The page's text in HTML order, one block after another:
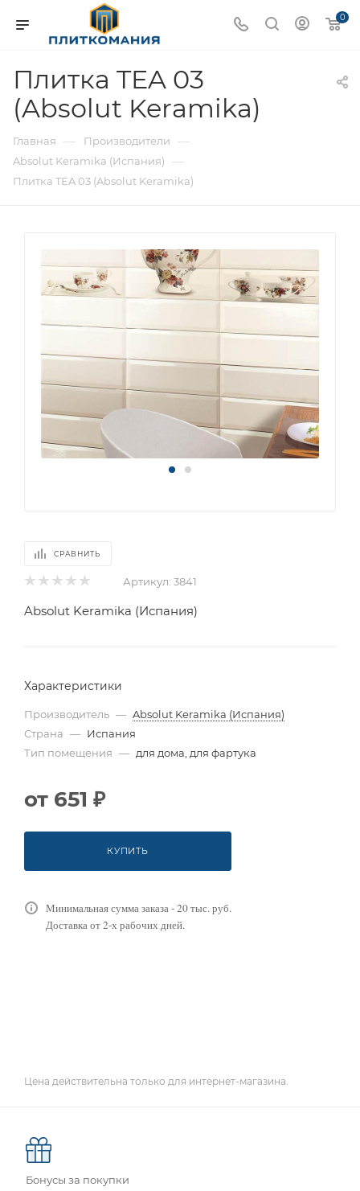
0
Плитка TEA 03
(Absolut Keramika)
Главная — Производители —
Absolut Keramika (Испания) —
Плитка TEA 03 (Absolut Keramika)
СРАВНИТЬ
Артикул: 3841
Absolut Keramika (Испания)
Характеристики
Производитель — Absolut Keramika (Испания)
Страна — Испания
Тип помещения — для дома, для фартука
от 651 ₽
КУПИТЬ
Минимальная сумма заказа - 20 тыс. руб.
Доставка от 2-х рабочих дней.
Цена действительна только для интернет-магазина.
Бонусы за покупки